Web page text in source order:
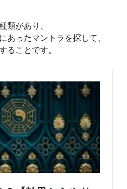
類があり、
あったマントラを探して、
ることです。